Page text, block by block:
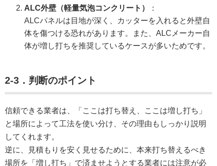
ALC外壁（軽量気泡コンクリート）
：
ALCパネルは目地が深く、カッターを入れると外壁自
体を傷つける恐れがあります。また、ALCメーカー自
体が増し打ちを推奨しているケースが多いためです。
2-3．判断のポイント
信頼できる業者は、「ここは打ち替え、ここは増し打ち」
と場所によって工法を使い分け、その理由もしっかり説明
してくれます。
逆に、見積もりを安く見せるために、本来打ち替えるべき
場所を「増し打ち」で済ませようとする業者には注意が必